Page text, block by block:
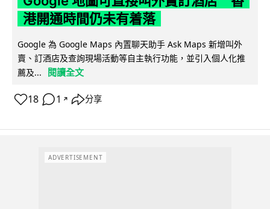
港開通時間仍未有着落
Google 為 Google Maps 內置聊天助手 Ask Maps 新增叫外
賣、訂酒店及查詢現場活動等自主執行功能，並引入個人化推
薦及...
閱讀全文
18 1 ↗ 分享
ADVERTISEMENT